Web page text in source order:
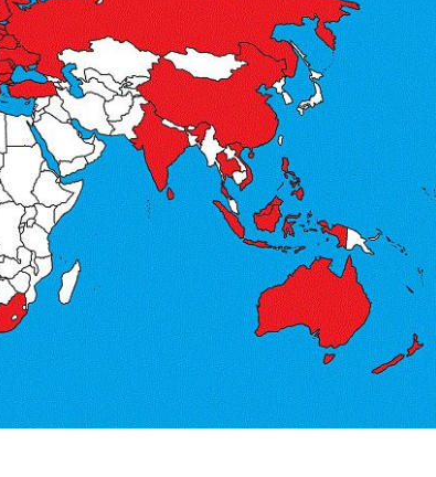
Pentru
Arhitecturală
Folie Pentru
Siguranță Și